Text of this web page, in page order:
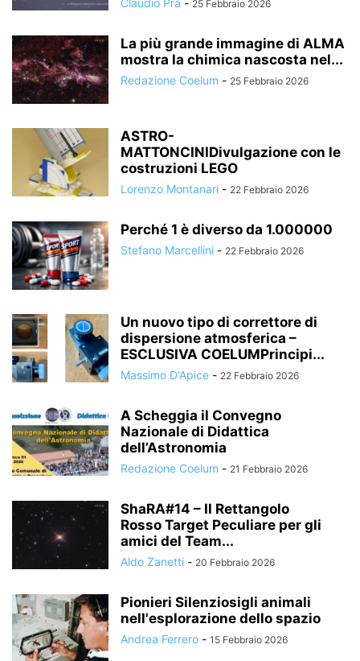
Claudio Pra - 25 Febbraio 2026
La più grande immagine di ALMA
mostra la chimica nascosta nel...
Redazione Coelum - 25 Febbraio 2026
ASTRO-
MATTONCINIDivulgazione con le
costruzioni LEGO
Lorenzo Montanari - 22 Febbraio 2026
Perché 1 è diverso da 1.000000
Stefano Marcellini - 22 Febbraio 2026
Un nuovo tipo di correttore di
dispersione atmosferica –
ESCLUSIVA COELUMPrincipi...
Massimo D'Apice - 22 Febbraio 2026
A Scheggia il Convegno
Nazionale di Didattica
dell’Astronomia
Redazione Coelum - 21 Febbraio 2026
ShaRA#14 – Il Rettangolo
Rosso Target Peculiare per gli
amici del Team...
Aldo Zanetti - 20 Febbraio 2026
Pionieri Silenziosigli animali
nell'esplorazione dello spazio
Andrea Ferrero - 15 Febbraio 2026